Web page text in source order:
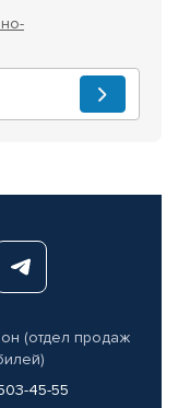
(отдел продаж
45-55